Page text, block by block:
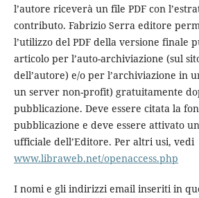
l’autore riceverà un file PDF con
contributo. Fabrizio Serra editore
l’utilizzo del PDF della versione finale
articolo per l’auto-archiviazione (sul
dell’autore) e/o per l’archiviazione in
un server non-profit) gratuitamente
pubblicazione. Deve essere citata la
pubblicazione e deve essere attivato
ufficiale dell’Editore. Per altri usi, vedi
www.libraweb.net/openaccess.php
I nomi e gli indirizzi email inseriti in